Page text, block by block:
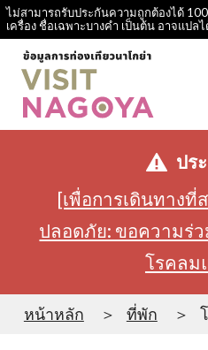
ไม่สามารถรับประกันความถูกต้องได้
เครื่อง ชื่อเฉพาะบางคำ เป็นต้น อาจแปล
ปร
[เพื่อการเดินทางที่
ปลอดภัย: ขอความร่
โรคลม
หน้าหลัก ที่พัก